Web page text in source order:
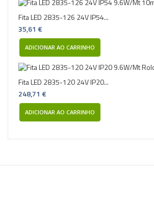
Fita LED 2835-126 24V IP54...
35,61 €
ADICIONAR AO CARRINHO
Fita LED 2835-120 24V IP20...
248,71 €
ADICIONAR AO CARRINHO